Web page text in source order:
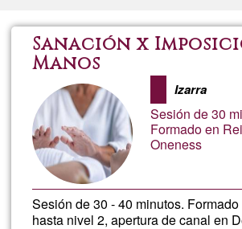
Sanación x
Manos
Izarra
Sesión de 30
Formado en
Oneness
Sesión de 30 - 40 minutos. Formado
hasta nivel 2, apertura de canal en